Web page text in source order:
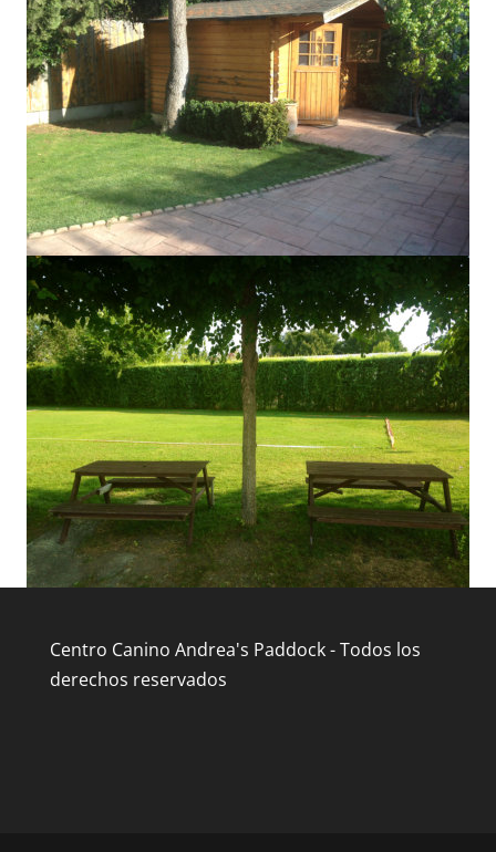
Centro Canino Andrea's Paddock - Todos los
derechos reservados